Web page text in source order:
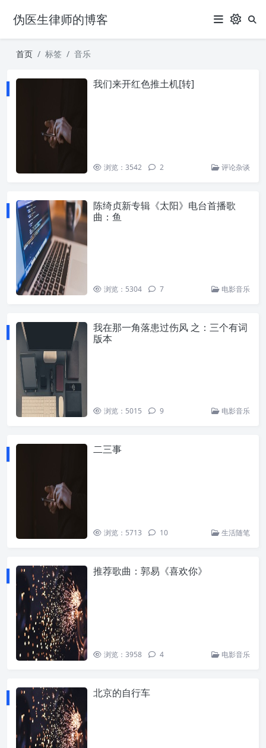
伪医生律师的博客
首页 标签 音乐
我们来开红色推土机[转]
浏览：3542 2 评论杂谈
陈绮贞新专辑《太阳》电台首播歌
曲：鱼
浏览：5304 7 电影音乐
我在那一角落患过伤风 之：三个有词
版本
浏览：5015 9 电影音乐
二三事
浏览：5713 10 生活随笔
推荐歌曲：郭易《喜欢你》
浏览：3958 4 电影音乐
北京的自行车